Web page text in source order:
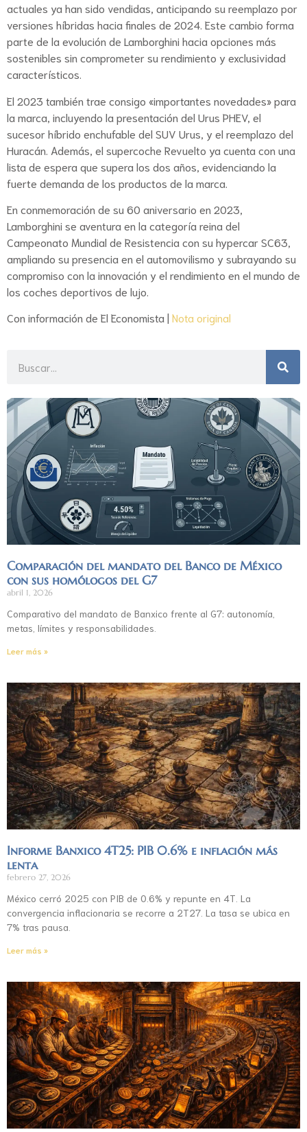
actuales ya han sido vendidas, anticipando su reemplazo por
versiones híbridas hacia finales de 2024. Este cambio forma
parte de la evolución de Lamborghini hacia opciones más
sostenibles sin comprometer su rendimiento y exclusividad
característicos.
El 2023 también trae consigo «importantes novedades» para
la marca, incluyendo la presentación del Urus PHEV, el
sucesor híbrido enchufable del SUV Urus, y el reemplazo del
Huracán. Además, el supercoche Revuelto ya cuenta con una
lista de espera que supera los dos años, evidenciando la
fuerte demanda de los productos de la marca.
En conmemoración de su 60 aniversario en 2023,
Lamborghini se aventura en la categoría reina del
Campeonato Mundial de Resistencia con su hypercar SC63,
ampliando su presencia en el automovilismo y subrayando su
compromiso con la innovación y el rendimiento en el mundo de
los coches deportivos de lujo.
Con información de El Economista | Nota original
Comparación del mandato del Banco de México
con sus homólogos del G7
abril 1, 2026
Comparativo del mandato de Banxico frente al G7: autonomía,
metas, límites y responsabilidades.
Leer más »
Informe Banxico 4T25: PIB 0.6% e inflación más
lenta
febrero 27, 2026
México cerró 2025 con PIB de 0.6% y repunte en 4T. La
convergencia inflacionaria se recorre a 2T27. La tasa se ubica en
7% tras pausa.
Leer más »